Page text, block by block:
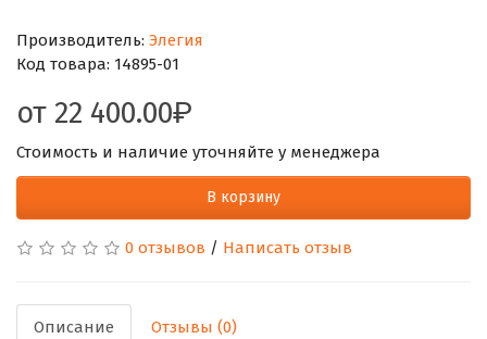
Производитель: Элегия
Код товара: 14895-01
от 22 400.00
Стоимость и наличие уточняйте у менеджера
В корзину
0 отзывов / Написать отзыв
Описание Отзывы (0)